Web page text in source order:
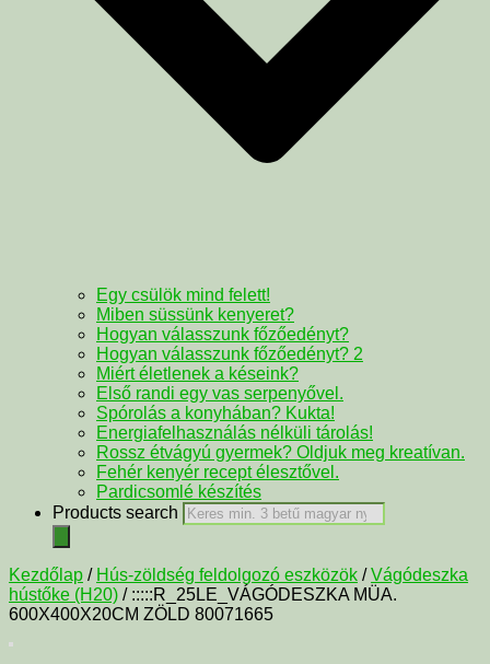
Egy csülök mind felett!
Miben süssünk kenyeret?
Hogyan válasszunk főzőedényt?
Hogyan válasszunk főzőedényt? 2
Miért életlenek a késeink?
Első randi egy vas serpenyővel.
Spórolás a konyhában? Kukta!
Energiafelhasználás nélküli tárolás!
Rossz étvágyú gyermek? Oldjuk meg kreatívan.
Fehér kenyér recept élesztővel.
Pardicsomlé készítés
Products search
Kezdőlap / Hús-zöldség feldolgozó eszközök /Vágódeszka
hústőke (H20) / :::::R_25LE_VÁGÓDESZKA MÜA.
600X400X20CM ZÖLD 80071665